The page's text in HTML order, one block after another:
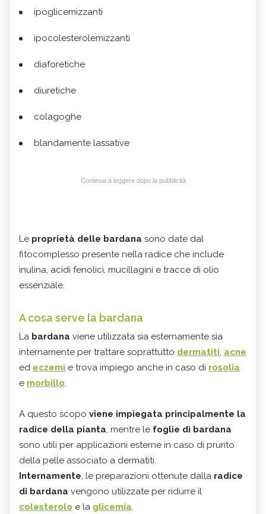
ipoglicemizzanti
ipocolesterolemizzanti
diaforetiche
diuretiche
colagoghe
blandamente lassative
Continua a leggere dopo la pubblicità
Le proprietà delle bardana sono date dal
fitocomplesso presente nella radice che include
inulina, acidi fenolici, mucillagini e tracce di olio
essenziale.
A cosa serve la bardana
La bardana viene utilizzata sia esternamente sia
internamente per trattare soprattutto dermatiti, acne
ed eczemi e trova impiego anche in caso di rosolia
e morbillo.
A questo scopo viene impiegata principalmente la
radice della pianta, mentre le foglie di bardana
sono utili per applicazioni esterne in caso di prurito
della pelle associato a dermatiti.
Internamente, le preparazioni ottenute dalla radice
di bardana vengono utilizzate per ridurre il
colesterolo e la glicemia.